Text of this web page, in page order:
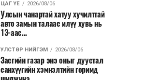
ЦАГ ҮЕ 2026/08/06
Улсын чанартай хатуу хучилттай
авто замын талаас илүү хувь нь
13-аас...
УЛСТӨР НИЙГЭМ 2026/08/06
Засгийн газар энэ оныг дуустал
санхүүгийн хэмнэлтийн горимд